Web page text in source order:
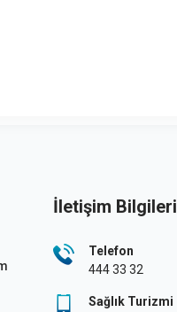
İletişim Bilgileri
Telefon
444 33 32
Sağlık Turizmi